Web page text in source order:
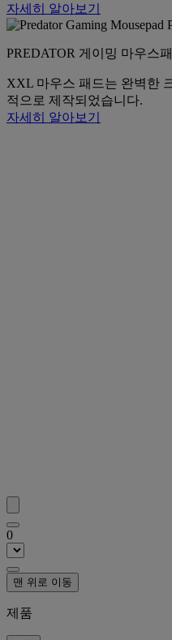
자세히 알아보기
PREDATOR 게이밍 마우스
XXL 마우스 패드는 완벽한
적으로 제작되었습니다.
자세히 알아보기
0
맨 위로 이동
제품